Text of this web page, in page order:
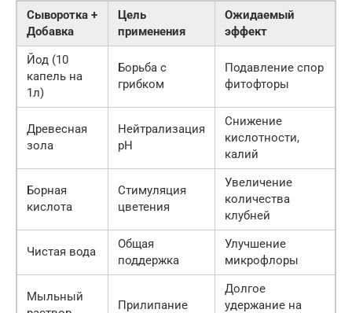
Сыворотка +
Добавка
Цель
применения
Ожидаемый
эффект
Йод (10
капель на
1л)
Борьба с
грибком
Подавление спор
фитофторы
Древесная
зола
Нейтрализация
pH
Снижение
кислотности,
калий
Борная
кислота
Стимуляция
цветения
Увеличение
количества
клубней
Чистая вода
Общая
поддержка
Улучшение
микрофлоры
Мыльный
Прилипание
Долгое
удержание на